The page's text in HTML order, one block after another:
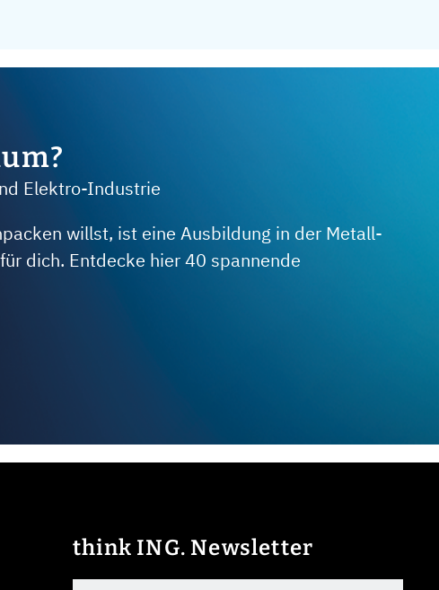
Elektro-Industrie
willst, ist eine Ausbildung in der Metall-
dich. Entdecke hier 40 spannende
think ING. Newsletter